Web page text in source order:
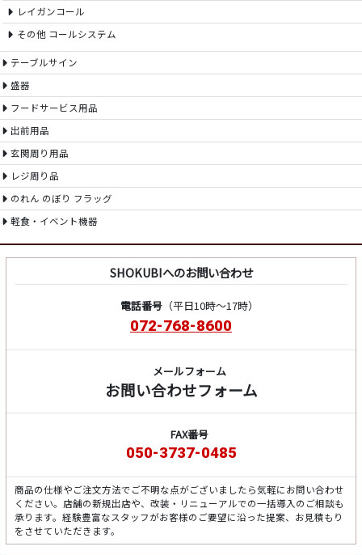
レイガンコール
その他 コールシステム
テーブルサイン
盛器
フードサービス用品
出前用品
玄関周り用品
レジ周り品
のれん のぼり フラッグ
軽食・イベント機器
SHOKUBIへのお問い合わせ
電話番号（平日10時～17時）
072-768-8600
メールフォーム
お問い合わせフォーム
FAX番号
050-3737-0485
商品の仕様やご注文方法でご不明な点がございましたら気軽にお問い合わせ
ください。店舗の新規出店や、改装・リニューアルでの一括導入のご相談も
承ります。経験豊富なスタッフがお客様のご要望に沿った提案、お見積もり
をさせていただきます。